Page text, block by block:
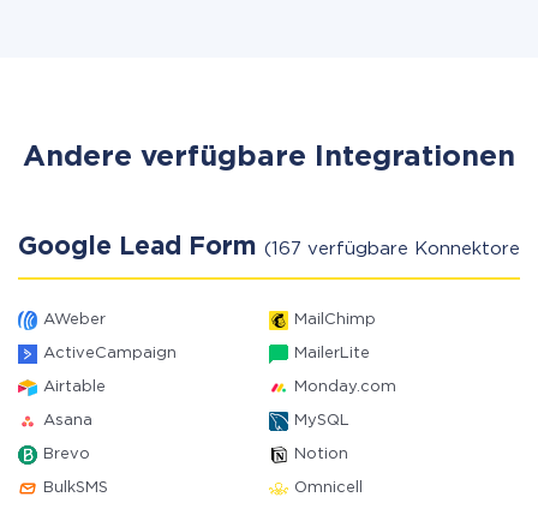
Andere verfügbare Integrationen
Google Lead Form (167 verfügbare Konnektoren)
AWeber MailChimp
ActiveCampaign MailerLite
Airtable Monday.com
Asana MySQL
Brevo Notion
BulkSMS Omnicell